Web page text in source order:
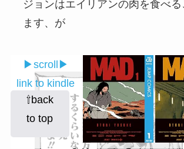
ジョンはエイリアンの肉を食べ
ます、が
▶︎scroll▶︎
link to kindle
⇧back
to top